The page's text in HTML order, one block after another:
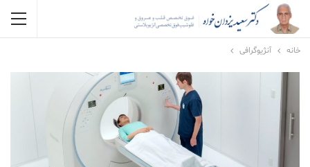
خانه آنژیوگرافی